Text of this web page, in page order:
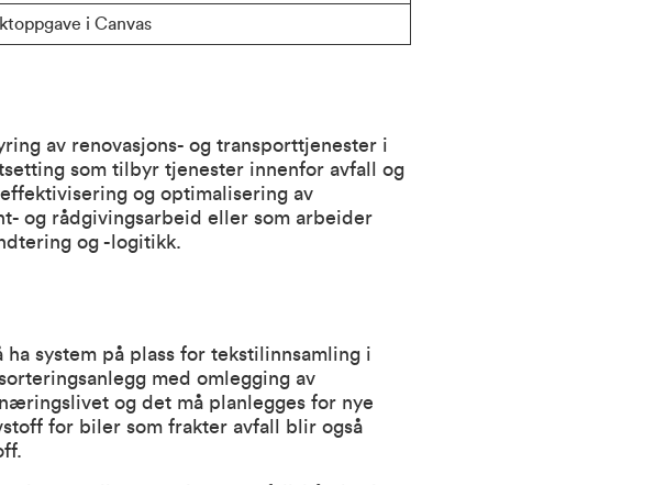
i Canvas
av renovasjons- og transporttjenester i
som tilbyr tjenester innenfor avfall og
og optimalisering av
og rådgivingsarbeid eller som arbeider
og -logitikk.
system på plass for tekstilinnsamling i
med omlegging av
og det må planlegges for nye
for biler som frakter avfall blir også